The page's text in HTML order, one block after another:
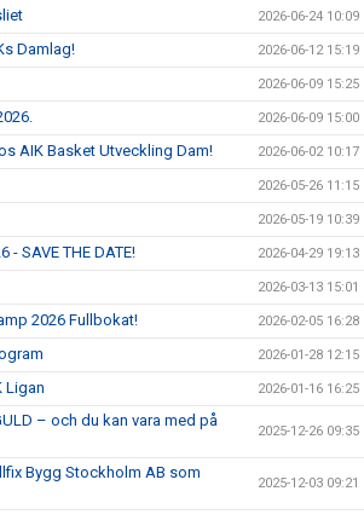
2026-06-24 10:09
Damlag! 2026-06-12 15:19
2026-06-09 15:25
2026-06-09 15:00
AIK Basket Utveckling Dam! 2026-06-02 10:17
2026-05-26 11:15
2026-05-19 10:39
- SAVE THE DATE! 2026-04-29 19:13
2026-03-13 15:01
2026 Fullbokat! 2026-02-05 16:28
2026-01-28 12:15
Ligan 2026-01-16 16:25
– och du kan vara med på
2025-12-26 09:35
Bygg Stockholm AB som
2025-12-03 09:21